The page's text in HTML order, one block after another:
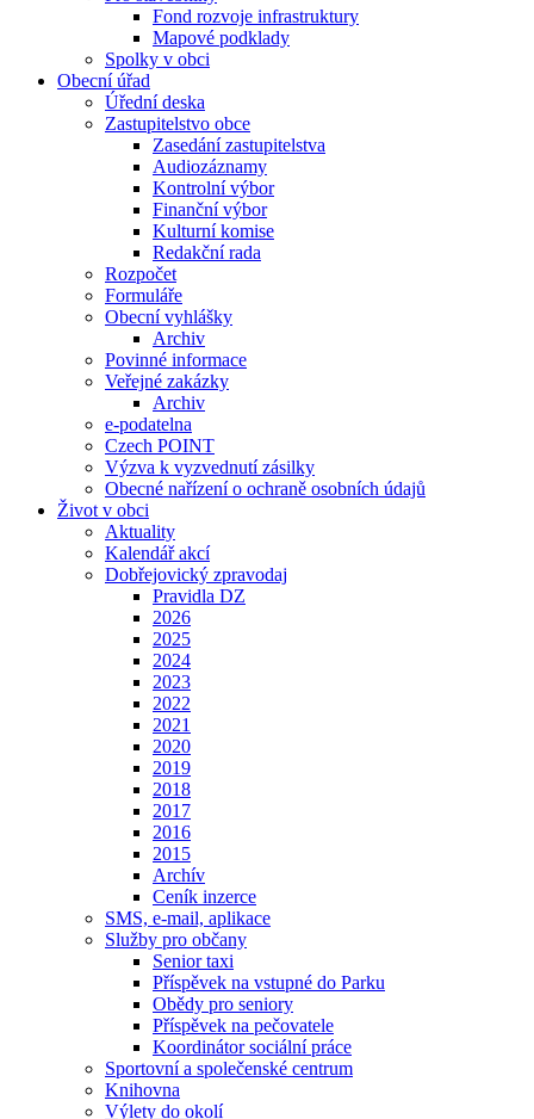
Fond rozvoje infrastruktury
Mapové podklady
Spolky v obci
Obecní úřad
Úřední deska
Zastupitelstvo obce
Zasedání zastupitelstva
Audiozáznamy
Kontrolní výbor
Finanční výbor
Kulturní komise
Redakční rada
Rozpočet
Formuláře
Obecní vyhlášky
Archiv
Povinné informace
Veřejné zakázky
Archiv
e-podatelna
Czech POINT
Výzva k vyzvednutí zásilky
Obecné nařízení o ochraně osobních údajů
Život v obci
Aktuality
Kalendář akcí
Dobřejovický zpravodaj
Pravidla DZ
2026
2025
2024
2023
2022
2021
2020
2019
2018
2017
2016
2015
Archív
Ceník inzerce
SMS, e-mail, aplikace
Služby pro občany
Senior taxi
Příspěvek na vstupné do Parku
Obědy pro seniory
Příspěvek na pečovatele
Koordinátor sociální práce
Sportovní a společenské centrum
Knihovna
Výlety do okolí